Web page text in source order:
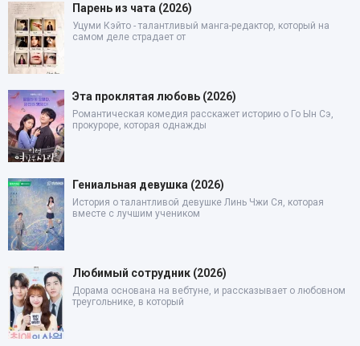
Парень из чата (2026)
Уцуми Кэйто - талантливый манга-редактор, который на
самом деле страдает от
Эта проклятая любовь (2026)
Романтическая комедия расскажет историю о Го Ын Сэ,
прокуроре, которая однажды
Гениальная девушка (2026)
История о талантливой девушке Линь Чжи Ся, которая
вместе с лучшим учеником
Любимый сотрудник (2026)
Дорама основана на вебтуне, и рассказывает о любовном
треугольнике, в который